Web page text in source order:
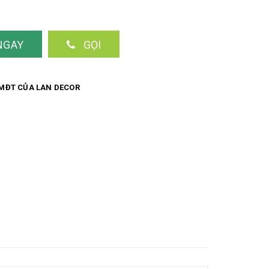
độc đáo và mang vẻ đẹp riêng. Do đó, cây được
Chậu cây nhỏ nhắn để bàn ấn
GỌI
CỦA LAN DECOR